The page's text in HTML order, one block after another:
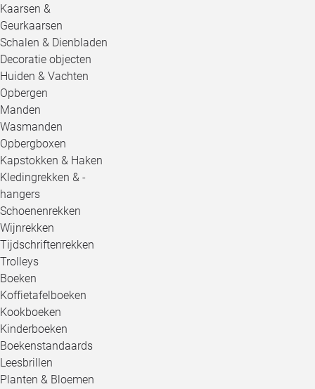
Kaarsen &
Geurkaarsen
Schalen & Dienbladen
Decoratie objecten
Huiden & Vachten
Opbergen
Manden
Wasmanden
Opbergboxen
Kapstokken & Haken
Kledingrekken & -
hangers
Schoenenrekken
Wijnrekken
Tijdschriftenrekken
Trolleys
Boeken
Koffietafelboeken
Kookboeken
Kinderboeken
Boekenstandaards
Leesbrillen
Planten & Bloemen